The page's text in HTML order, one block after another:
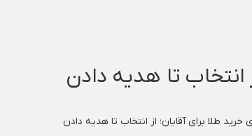
انتخاب تا هدیه دادن